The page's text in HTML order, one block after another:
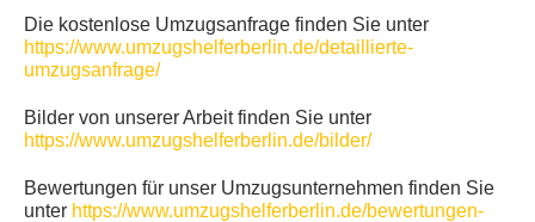
Die kostenlose Umzugsanfrage finden Sie unter
https://www.umzugshelferberlin.de/detaillierte-
umzugsanfrage/
Bilder von unserer Arbeit finden Sie unter
https://www.umzugshelferberlin.de/bilder/
Bewertungen für unser Umzugsunternehmen finden Sie
unter https://www.umzugshelferberlin.de/bewertungen-